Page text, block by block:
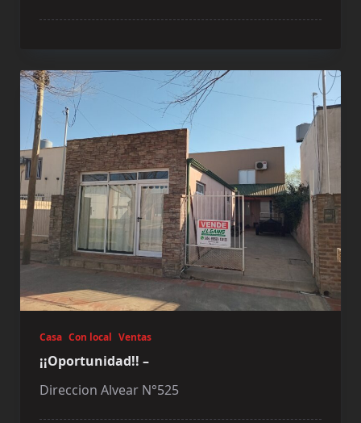
Casa Con local Ventas
¡¡Oportunidad!! –
Direccion Alvear N°525